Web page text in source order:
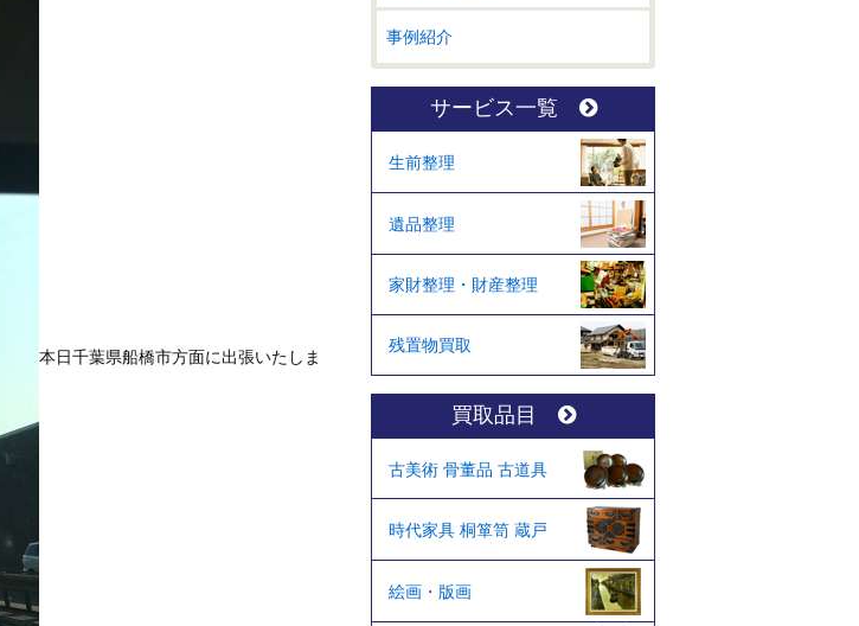
本日千葉県船橋市方面に出張いたしま
事例紹介
サービス一覧
生前整理
遺品整理
家財整理・財産整理
残置物買取
買取品目
古美術 骨董品 古道具
時代家具 桐箪笥 蔵戸
絵画・版画